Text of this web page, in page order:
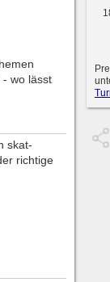
- wo lässt
skat-
richtige